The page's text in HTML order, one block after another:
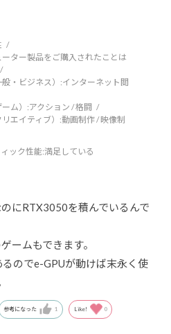
ター製品をご購入されたことは
・ビジネス）:インターネット閲
ム）:アクション / 格闘
エイティブ）:動画制作 / 映像制
ック性能:満足している
にRTX3050を積んでいるんで
ームもできます。
のでe-GPUが動けば末永く使
参考になった 1 Like! 0